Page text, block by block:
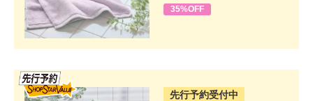
35%OFF
先行予約受付中